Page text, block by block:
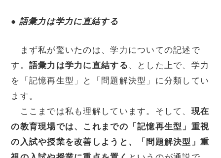
● 語彙力は学力に直結する
まず私が驚いたのは、学力についての記述で
す。 語彙力は学力に直結する 、とした上で、学力
を「記憶再生型」と「問題解決型」に分類してい
ます。
ここまでは私も理解しています。そして、 現在
の教育現場では、これまでの「記憶再生型」重視
の入試や授業を改善しようと、「問題解決型」重